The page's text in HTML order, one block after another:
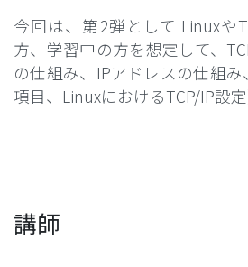
今回は、第2弾として Linuxや
方、学習中の方を想定して、
の仕組み、IPアドレスの仕組み
項目、LinuxにおけるTCP/IP設定
講師